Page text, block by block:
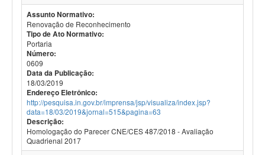
Assunto Normativo:
Renovação de Reconhecimento
Tipo de Ato Normativo:
Portaria
Número:
0609
Data da Publicação:
18/03/2019
Endereço Eletrônico:
http://pesquisa.in.gov.br/imprensa/jsp/visualiza/index.jsp?
data=18/03/2019&jornal=515&pagina=63
Descrição:
Homologação do Parecer CNE/CES 487/2018 - Avaliação
Quadrienal 2017